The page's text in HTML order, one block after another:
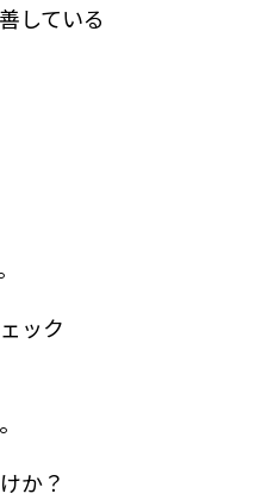
している
ック
か？